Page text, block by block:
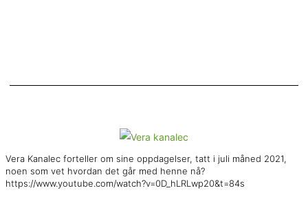
Vera Kanalec forteller om sine oppdagelser, tatt i juli måned 2021,
noen som vet hvordan det går med henne nå?
https://www.youtube.com/watch?v=0D_hLRLwp20&t=84s